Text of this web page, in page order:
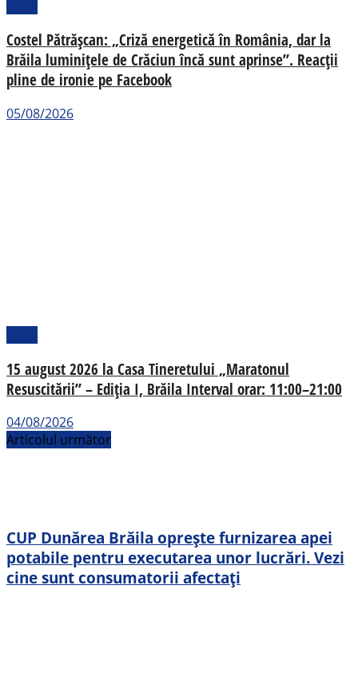
Costel Pătrășcan: „Criză energetică în România, dar la
Brăila luminițele de Crăciun încă sunt aprinse”. Reacții
pline de ironie pe Facebook
05/08/2026
15 august 2026 la Casa Tineretului „Maratonul
Resuscitării” – Ediția I, Brăila Interval orar: 11:00–21:00
04/08/2026
Articolul următor
CUP Dunărea Brăila oprește furnizarea apei
potabile pentru executarea unor lucrări. Vezi
cine sunt consumatorii afectați